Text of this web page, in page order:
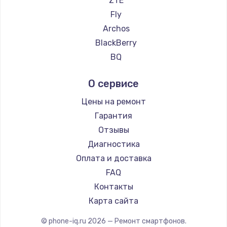
Ремонт смартфонов Elephone
Ремонт смартфонов Google
Ремонт смартфонов Vertu
Ремонт смартфонов Tp-Link
Ремонт смартфонов Nubia
Ремонт смартфонов Land Rover
Ремонт смартфонов Acer
Ремонт смартфонов HP
Ремонт смартфонов Poco
Ремонт смартфонов HTC
Ремонт смартфонов Blackmagic
Ремонт смартфонов Nothing
Ремонт смартфонов iQOO
Fly
Archos
BlackBerry
BQ
Digma
Ginzzu
Highscreen
Irbis
Kyocera
LeEco
OnePlus
teXet
Motorola
О сервисе
Цены на ремонт
Гарантия
Отзывы
Диагностика
Оплата и доставка
FAQ
Контакты
Карта сайта
© phone-iq.ru 2026 — Ремонт смартфонов.